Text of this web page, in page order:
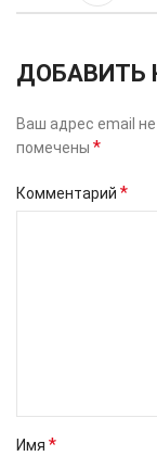
ДОБАВИТЬ
Ваш адрес email не
помечены *
Комментарий *
Имя *